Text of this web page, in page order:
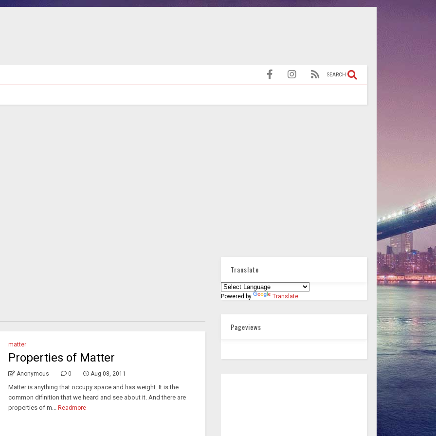
SEARCH
matter
Properties of Matter
Anonymous 0 Aug 08, 2011
Matter is anything that occupy space and has weight. It is the
common difinition that we heard and see about it. And there are
properties of m...
Readmore
Translate
Powered by Translate
Pageviews